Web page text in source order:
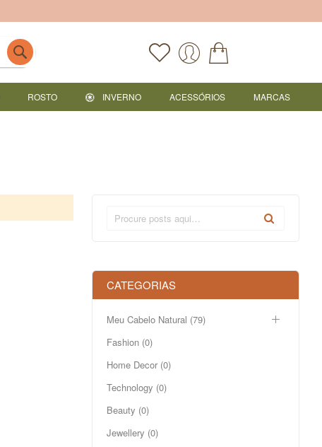
ROSTO INVERNO ACESSÓRIOS MARCAS
CATEGORIAS
Meu Cabelo Natural (79)
Fashion (0)
Home Decor (0)
Technology (0)
Beauty (0)
Jewellery (0)